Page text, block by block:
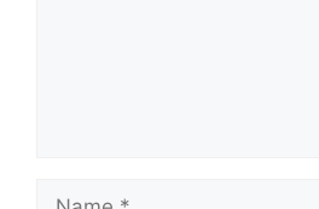
Name